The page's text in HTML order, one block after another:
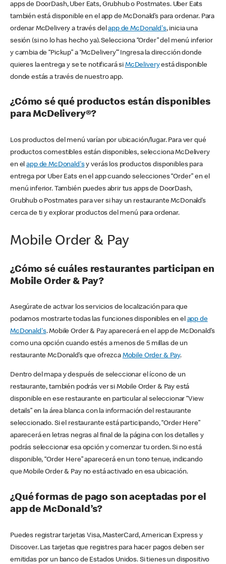
apps de DoorDash, Uber Eats, Grubhub o Postmates. Uber Eats
también está disponible en el app de McDonald’s para ordenar. Para
ordenar McDelivery a través delapp de McDonald's, inicia una
sesión (si no lo has hecho ya). Selecciona “Order” del menú inferior
y cambia de “Pickup” a “McDelivery’” Ingresa la dirección donde
quieres la entrega y se te notificará si McDeliveryestá disponible
donde estás a través de nuestro app.
¿Cómo sé qué productos están disponibles
para McDelivery®?
Los productos del menú varían por ubicación/lugar. Para ver qué
productos comestibles están disponibles, selecciona McDelivery
en elapp de McDonald'sy verás los productos disponibles para
entrega por Uber Eats en el app cuando selecciones “Order” en el
menú inferior. También puedes abrir tus apps de DoorDash,
Grubhub o Postmates para ver si hay un restaurante McDonald’s
cerca de ti y explorar productos del menú para ordenar.
Mobile Order & Pay
¿Cómo sé cuáles restaurantes participan en
Mobile Order & Pay?
Asegúrate de activar los servicios de localización para que
podamos mostrarte todas las funciones disponibles en el app de
McDonald's. Mobile Order & Pay aparecerá en el app de McDonald’s
como una opción cuando estés a menos de 5 millas de un
restaurante McDonald’s que ofrezca Mobile Order & Pay.
Dentro del mapa y después de seleccionar el ícono de un
restaurante, también podrás ver si Mobile Order & Pay está
disponible en ese restaurante en particular al seleccionar “View
details” en la área blanca con la información del restaurante
seleccionado. Si el restaurante está participando, “Order Here”
aparecerá en letras negras al final de la página con los detalles y
podrás seleccionar esa opción y comenzar tu orden. Si no está
disponible, “Order Here” aparecerá en un tono tenue, indicando
que Mobile Order & Pay no está activado en esa ubicación.
¿Qué formas de pago son aceptadas por el
app de McDonald’s?
Puedes registrar tarjetas Visa, MasterCard, American Express y
Discover. Las tarjetas que registres para hacer pagos deben ser
emitidas por un banco de Estados Unidos. Si tienes un dispositivo